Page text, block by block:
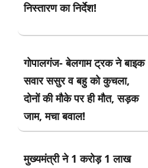
निस्तारण का निर्देश!
गोपालगंज- बेलगाम ट्रक ने बाइक
सवार ससुर व बहु को कुचला,
दोनों की मौके पर ही मौत, सड़क
जाम, मचा बवाल!
मुख्यमंत्री ने 1 करोड़ 1 लाख